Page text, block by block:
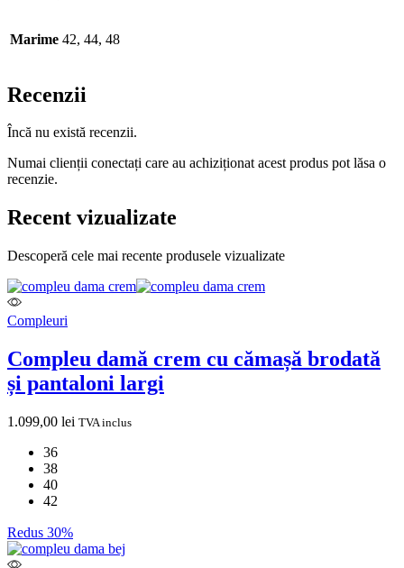
Marime 42, 44, 48
Recenzii
Încă nu există recenzii.
Numai clienții conectați care au achiziționat acest produs pot lăsa o
recenzie.
Recent vizualizate
Descoperă cele mai recente produsele vizualizate
Compleuri
Compleu damă crem cu cămașă brodată
și pantaloni largi
1.099,00 lei TVA inclus
36
38
40
42
Redus 30%